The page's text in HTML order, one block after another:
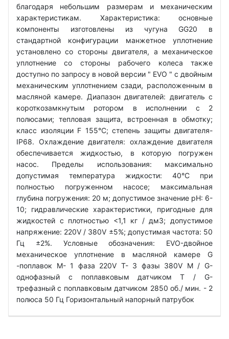
благодаря небольшим размерам и механическим
характеристикам. Характеристика: основные
компоненты изготовлены из чугуна GG20 в
стандартной конфигурации манжетное уплотнение
установлено со стороны двигателя, а механическое
уплотнение со стороны рабочего колеса также
доступно по запросу в новой версии " EVO " с двойным
механическим уплотнением сзади, расположенным в
масляной камере. Диапазон двигателей: двигатель с
короткозамкнутым ротором в исполнении с 2
полюсами; тепловая защита, встроенная в обмотку;
класс изоляции F 155°C; степень защиты двигателя-
IP68. Охлаждение двигателя: охлаждение двигателя
обеспечивается жидкостью, в которую погружен
насос. Пределы использования: максимально
допустимая температура жидкости: 40°C при
полностью погруженном насосе; максимальная
глубина погружения: 20 м; допустимое значение рН: 6-
10; гидравлические характеристики, пригодные для
жидкостей с плотностью <1,1 кг / дм3; допустимое
напряжение: 220V / 380V ±5%; допустимая частота: 50
Гц ±2%. Условные обозначения: EVO-двойное
механическое уплотнение в масляной камере G
-поплавок М- 1 фаза 220V Т- 3 фазы 380V M / G-
однофазный с поплавковым датчиком T / G-
трефазный с поплавковым датчиком 2850 об./ мин. - 2
полюса 50 Гц Горизонтальный напорный патрубок